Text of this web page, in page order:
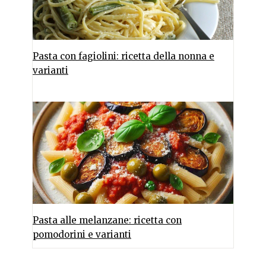
Pasta con fagiolini: ricetta della nonna e
varianti
Pasta alle melanzane: ricetta con
pomodorini e varianti